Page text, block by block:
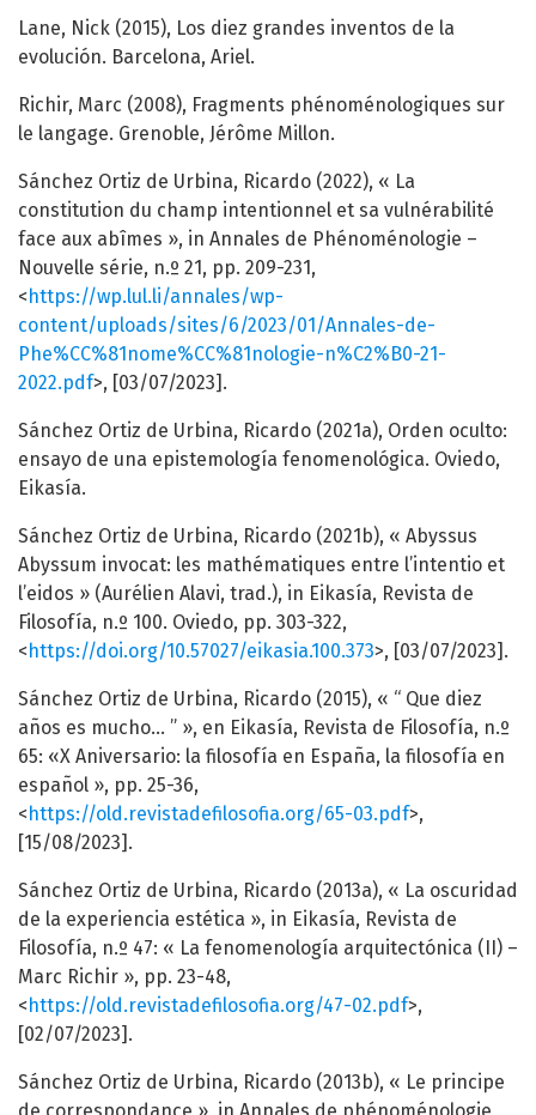
Lane, Nick (2015), Los diez grandes inventos de la
evolución. Barcelona, Ariel.
Richir, Marc (2008), Fragments phénoménologiques sur
le langage. Grenoble, Jérôme Millon.
Sánchez Ortiz de Urbina, Ricardo (2022), « La
constitution du champ intentionnel et sa vulnérabilité
face aux abîmes », in Annales de Phénoménologie –
Nouvelle série, n.º 21, pp. 209-231,
<https://wp.lul.li/annales/wp-
content/uploads/sites/6/2023/01/Annales-de-
Phe%CC%81nome%CC%81nologie-n%C2%B0-21-
2022.pdf>, [03/07/2023].
Sánchez Ortiz de Urbina, Ricardo (2021a), Orden oculto:
ensayo de una epistemología fenomenológica. Oviedo,
Eikasía.
Sánchez Ortiz de Urbina, Ricardo (2021b), « Abyssus
Abyssum invocat: les mathématiques entre l’intentio et
l’eidos » (Aurélien Alavi, trad.), in Eikasía, Revista de
Filosofía, n.º 100. Oviedo, pp. 303-322,
<https://doi.org/10.57027/eikasia.100.373>, [03/07/2023].
Sánchez Ortiz de Urbina, Ricardo (2015), « “ Que diez
años es mucho… ” », en Eikasía, Revista de Filosofía, n.º
65: «X Aniversario: la filosofía en España, la filosofía en
español », pp. 25-36,
<https://old.revistadefilosofia.org/65-03.pdf>,
[15/08/2023].
Sánchez Ortiz de Urbina, Ricardo (2013a), « La oscuridad
de la experiencia estética », in Eikasía, Revista de
Filosofía, n.º 47: « La fenomenología arquitectónica (II) –
Marc Richir », pp. 23-48,
<https://old.revistadefilosofia.org/47-02.pdf>,
[02/07/2023].
Sánchez Ortiz de Urbina, Ricardo (2013b), « Le principe